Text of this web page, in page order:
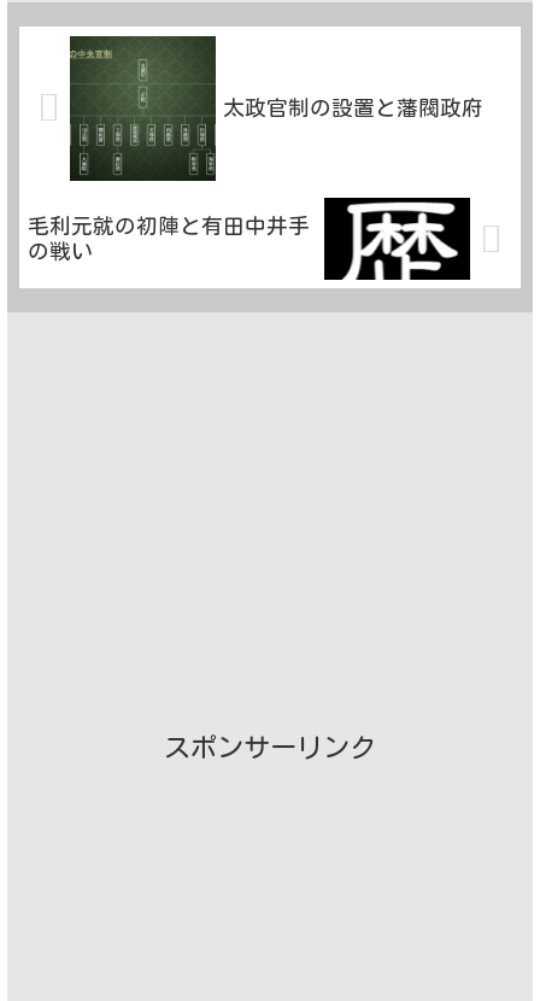
太政官制の設置と藩閥政府
毛利元就の初陣と有田中井手
の戦い
スポンサーリンク